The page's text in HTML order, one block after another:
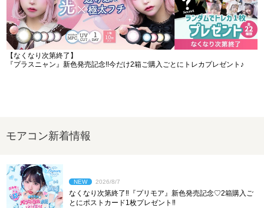
【なくなり次第終了】
『プラスニャン』新色発売記念!!今だけ2箱ご購入ごとにトレカプレゼント♪
モアコン新着情報
NEW 2026/8/7
なくなり次第終了‼︎『プリモア』新色発売記念♡2箱購入ご
とにポストカード1枚プレゼント‼︎